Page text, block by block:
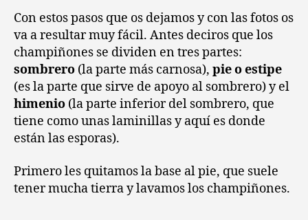
Con estos pasos que os dejamos y con las fotos os
va a resultar muy fácil. Antes deciros que los
champiñones se dividen en tres partes:
sombrero (la parte más carnosa), pie o estipe
(es la parte que sirve de apoyo al sombrero) y el
himenio (la parte inferior del sombrero, que
tiene como unas laminillas y aquí es donde
están las esporas).
Primero les quitamos la base al pie, que suele
tener mucha tierra y lavamos los champiñones.